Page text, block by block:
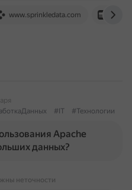
www.sprinkledata.com
#IT #Технологии
Apache
данных?
неточности